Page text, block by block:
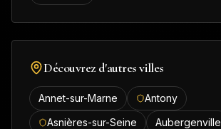
Découvrez d'autres villes
Annet-sur-Marne
Antony
Asnières-sur-Seine
Aubergenville